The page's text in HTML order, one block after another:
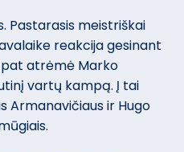
Pastarasis meistriškai
reakcija gesinant
atrėmė Marko
vartų kampą. Į tai
Armanavičiaus ir Hugo